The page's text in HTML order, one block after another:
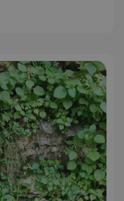
YouTube
.youtube.com